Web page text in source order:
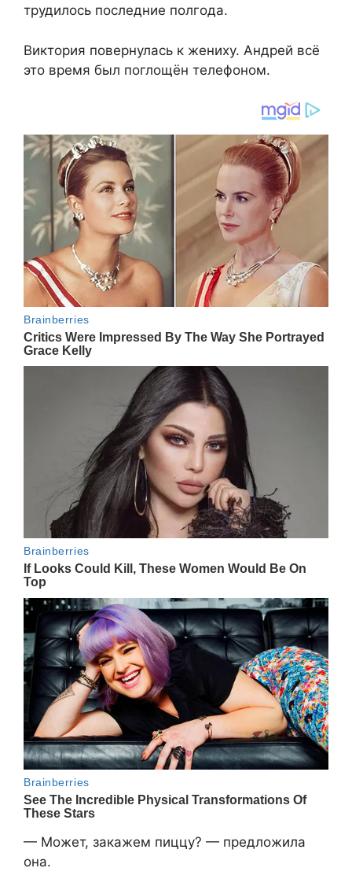
трудилось последние полгода.
Виктория повернулась к жениху. Андрей всё
это время был поглощён телефоном.
— Может, закажем пиццу? — предложила
она.